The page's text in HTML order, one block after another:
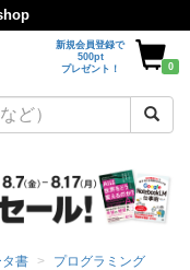
新規会員登録で
500pt
プレゼント！
0
タ書
プログラミング